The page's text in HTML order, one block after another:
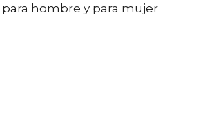
hombre y para mujer